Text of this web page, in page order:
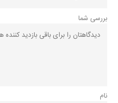
بررسی شما
نام